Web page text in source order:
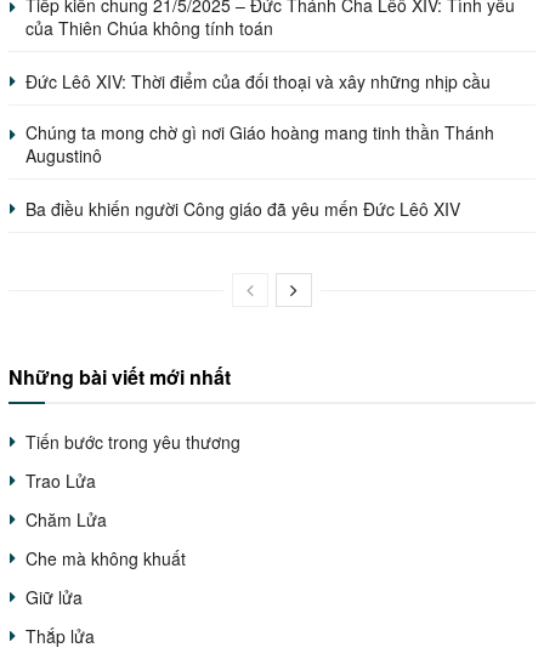
của Thiên Chúa không tính toán
Đức Lêô XIV: Thời điểm của đối thoại và xây những nhịp cầu
Chúng ta mong chờ gì nơi Giáo hoàng mang tinh thần Thánh
Augustinô
Ba điều khiến người Công giáo đã yêu mến Đức Lêô XIV
Những bài viết mới nhất
Tiến bước trong yêu thương
Trao Lửa
Chăm Lửa
Che mà không khuất
Giữ lửa
Thắp lửa